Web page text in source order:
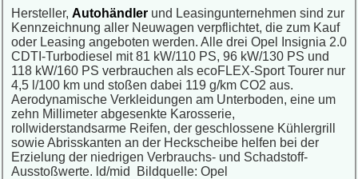
Hersteller, Autohändler und Leasingunternehmen sind zur
Kennzeichnung aller Neuwagen verpflichtet, die zum Kauf
oder Leasing angeboten werden. Alle drei Opel Insignia 2.0
CDTI-Turbodiesel mit 81 kW/110 PS, 96 kW/130 PS und
118 kW/160 PS verbrauchen als ecoFLEX-Sport Tourer nur
4,5 l/100 km und stoßen dabei 119 g/km CO2 aus.
Aerodynamische Verkleidungen am Unterboden, eine um
zehn Millimeter abgesenkte Karosserie,
rollwiderstandsarme Reifen, der geschlossene Kühlergrill
sowie Abrisskanten an der Heckscheibe helfen bei der
Erzielung der niedrigen Verbrauchs- und Schadstoff-
Ausstoßwerte. ld/mid Bildquelle: Opel